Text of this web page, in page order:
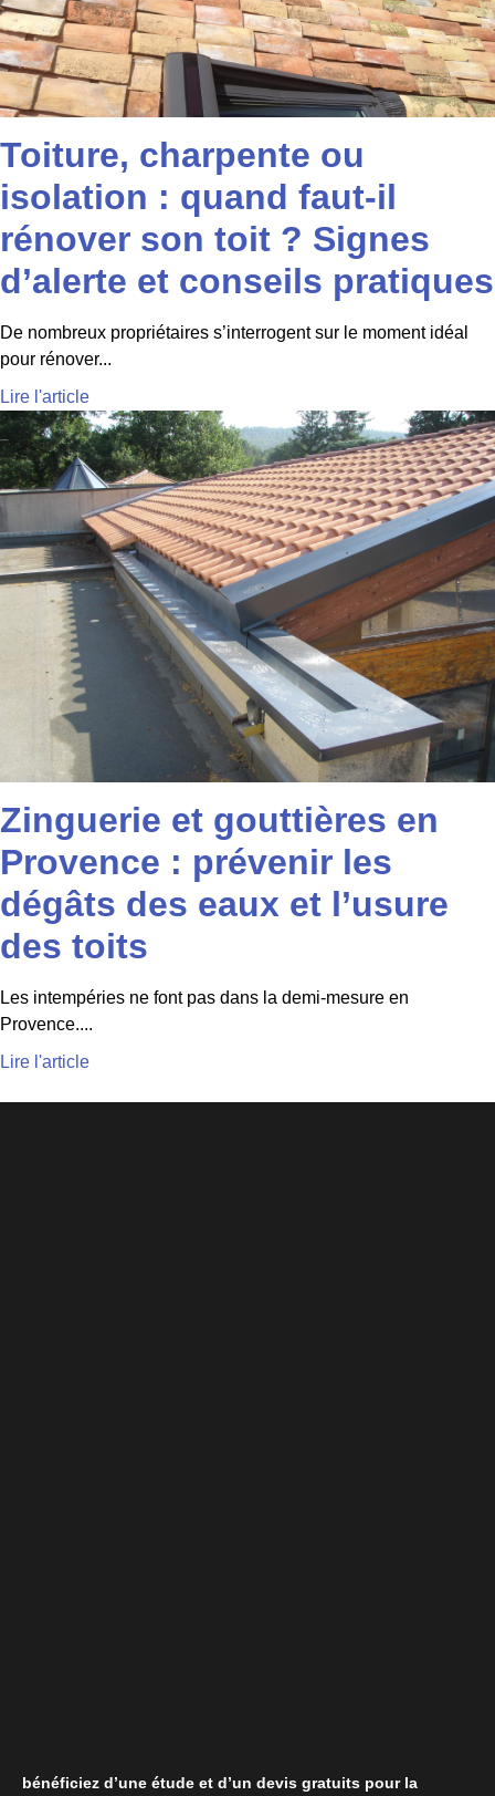
Toiture, charpente ou
isolation : quand faut-il
rénover son toit ? Signes
d’alerte et conseils pratiques
De nombreux propriétaires s’interrogent sur le moment idéal
pour rénover...
Lire l'article
Zinguerie et gouttières en
Provence : prévenir les
dégâts des eaux et l’usure
des toits
Les intempéries ne font pas dans la demi-mesure en
Provence....
Lire l'article
bénéficiez d’une étude et d’un devis gratuits pour la